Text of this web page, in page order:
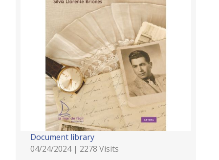
Document library
04/24/2024 | 2278 Visits